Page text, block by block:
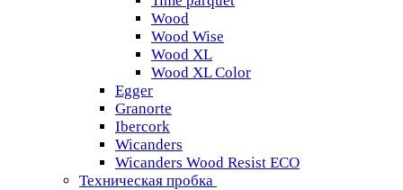
Wood
Wood Wise
Wood XL
Wood XL Color
Egger
Granorte
Ibercork
Wicanders
Wicanders Wood Resist ECO
Техническая пробка